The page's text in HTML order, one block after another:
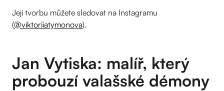
Její tvorbu můžete sledovat na Instagramu
(@viktoriiatymonova).
Jan Vytiska: malíř, který
probouzí valašské démony